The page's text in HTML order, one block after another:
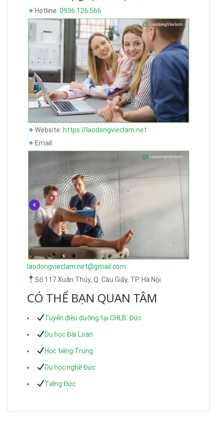
Hotline: 0936 126 566
Website: https://laodongvieclam.net
Email:
laodongvieclam.net@gmail.com
Số 117 Xuân Thủy, Q. Cầu Giấy, TP. Hà Nội
CÓ THỂ BẠN QUAN TÂM
Tuyển điều dưỡng tại CHLB. Đức
Du học Đài Loan
Học tiếng Trung
Du học nghề Đức
Tiếng Đức